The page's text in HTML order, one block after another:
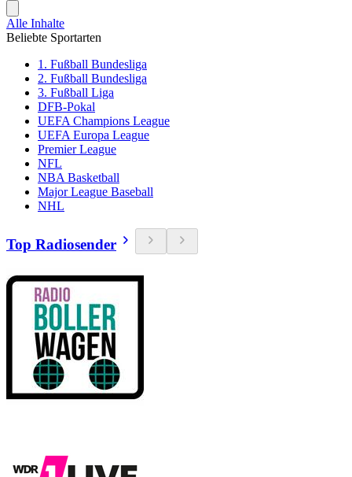
Alle Inhalte
Beliebte Sportarten
1. Fußball Bundesliga
2. Fußball Bundesliga
3. Fußball Liga
DFB-Pokal
UEFA Champions League
UEFA Europa League
Premier League
NFL
NBA Basketball
Major League Baseball
NHL
Top Radiosender